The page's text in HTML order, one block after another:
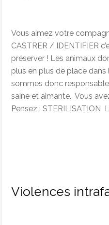
Vous aimez votre
CASTRER / IDENTIFIER
préserver ! Les animaux
plus en plus de place dans
sommes donc
saine et aimante. Vous
Pensez : STERILISATION
Violences